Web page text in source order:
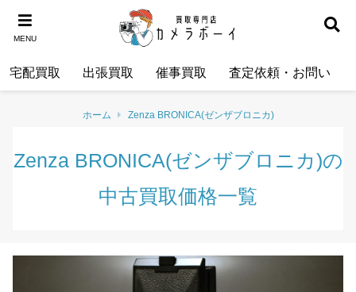
MENU
宅配買取 出張買取 催事買取 査定依頼・お問い合
ホーム Zenza BRONICA(ゼンザブロニカ)
Zenza BRONICA(ゼンザブロニカ)の
中古買取価格一覧